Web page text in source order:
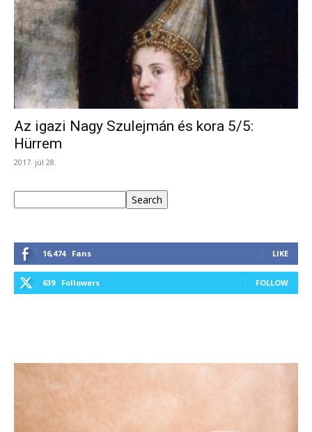
Az igazi Nagy Szulejmán és kora 5/5:
Hürrem
2017. júl 28.
Search
16,474 Fans LIKE
639 Followers FOLLOW